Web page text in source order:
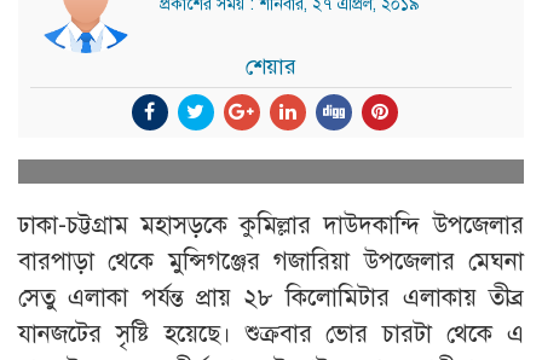
প্রকাশের সময় : শনিবার, ২৭ এপ্রিল, ২০১৯
শেয়ার
ঢাকা-চট্টগ্রাম মহাসড়কে কুমিল্লার দাউদকান্দি উপজেলার
বারপাড়া থেকে মুন্সিগঞ্জের গজারিয়া উপজেলার মেঘনা
সেতু এলাকা পর্যন্ত প্রায় ২৮ কিলোমিটার এলাকায় তীব্র
যানজটের সৃষ্টি হয়েছে। শুক্রবার ভোর চারটা থেকে এ